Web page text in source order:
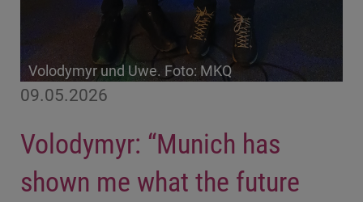
09.05.2026
Volodymyr: “Munich has
shown me what the future
Volodymyr und Uwe. Foto: MKQ